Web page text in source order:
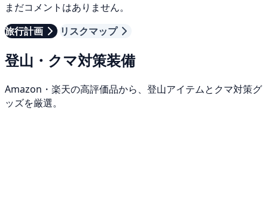
まだコメントはありません。
旅行計画
リスクマップ
登山・クマ対策装備
Amazon・楽天の高評価品から、登山アイテムとクマ対策グ
ッズを厳選。